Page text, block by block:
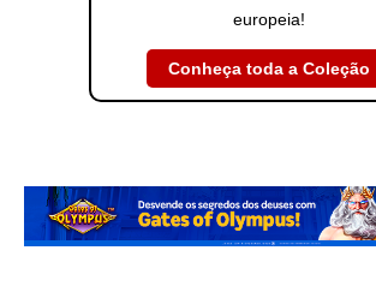
europeia!
Conheça toda a Coleção